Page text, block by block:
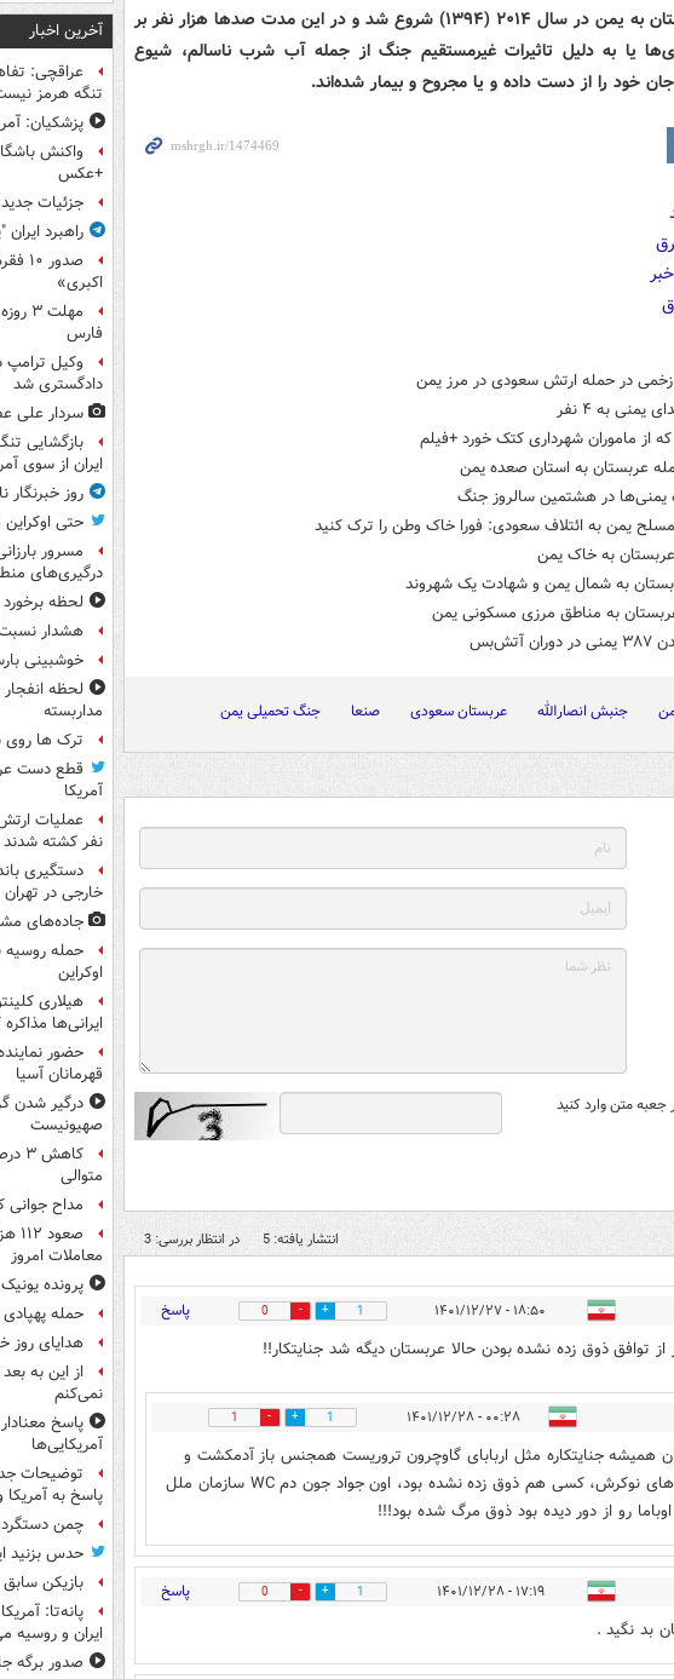
تجاوز نظامی عربستان به یمن در سال ۲۰۱۴ (۱۳۹۴) شروع شد و در این مدت صدها هزار نفر بر
یا به دلیل تاثیرات غیرمستقیم جنگ از جمله آب شرب ناسالم، شیوع
خود را از دست داده‌ و یا مجروح و بیمار شده‌اند.
در حمله ارتش سعودی در مرز یمن
به ۴ نفر
از ماموران شهرداری کتک خورد +فیلم
یمنی‌ها در هشتمین سالروز جنگ
یمن به ائتلاف سعودی: فورا خاک وطن را ترک کنید
به خاک یمن
به شمال یمن و شهادت یک شهروند
به مناطق مرزی مسکونی یمن
جنبش انصارالله عربستان سعودی صنعا جنگ تحمیلی یمن
جعبه متن وارد کنید
انتشار یافته: 5 در انتظار بررسی: 3
۱۸:۵۰ - ۱۴۰۱/۱۲/۲۷ 1
0 پاسخ
از توافق ذوق زده نشده بودن حالا عربستان دیگه شد جنایتکار!!
۰۰:۲۸ - ۱۴۰۱/۱۲/۲۸ 1
1
همیشه جنایتکاره مثل اربابای گاوچرون تروریست همجنس باز آدمکشت و
اروپایی‌های نوکرش، کسی هم ذوق زده نشده بود، اون جواد جون دم WC سازمان ملل
رو از دور دیده بود ذوق مرگ شده بود!!!
۱۷:۱۹ - ۱۴۰۱/۱۲/۲۸ 1
0 پاسخ
بد نگید .
آخرین اخبار
عراقچی:
تنگه هرمز
پزشکیان:
واکنش
+عکس
جزئیات
راهبرد
اکبری»
فارس
وکیل ترامپ
دادگستری شد
سردار علی
بازگشایی
ایران از سوی
روز خبرنگار
حتی
مسرور
درگیری‌های
لحظه
هشدار نسبت
خوشبینی
مداربسته
ترک ها روی
قطع دست
آمریکا
نفر کشته شدند
دستگیری
خارجی در تهران
جاده‌های
حمله
اوکراین
هیلاری
ایرانی‌ها
حضور
قهرمانان آسیا
درگیر شدن
صهیونیست
متوالی
مداح جوانی
معاملات امروز
پرونده
حمله پهپادی
هدایای روز خبرنگار
از این به
نمی‌کنم
پاسخ
آمریکایی‌ها
توضیحات
پاسخ به
چمن
حدس بزنید
بازیکن
پانه‌تا:
ایران و روسیه
صدور برگه جلب برای ۱۴۸